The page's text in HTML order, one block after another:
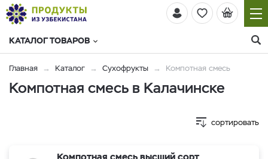
КАТАЛОГ ТОВАРОВ
Главная Каталог Сухофрукты Компотная смесь
Компотная смесь в Калачинске
сортировать